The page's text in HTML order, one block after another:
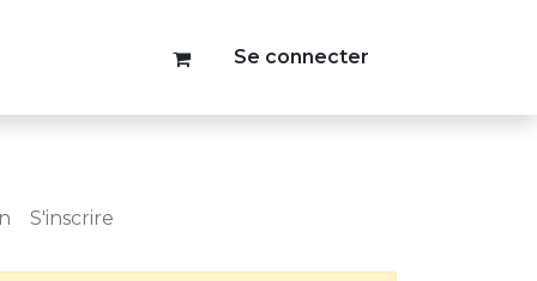
Se connecter
S'inscrire